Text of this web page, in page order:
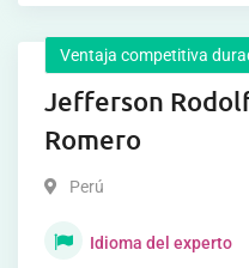
Ventaja competitiva
Jefferson
Romero
Perú
Idioma del experto